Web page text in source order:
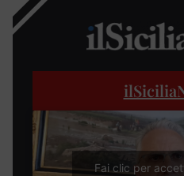
Fai clic per